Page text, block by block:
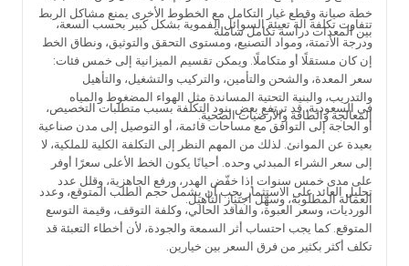
خطة صيانة وقطع غيار التكامل مع الخطوط الأخرى يمنع مشاكل الربط
بين المعدات دراسة تكامل شاملة
تتفاوت تكلفة آلة تعبئة السوائل الفموية بشكل كبير بحسب السعة،
ودرجة الأتمتة، ومواد التصنيع، ومستوى التحقق والتوثيق، ونطاق الخط
إن كان مستقلًا أو متكاملًا. ويمكن تقسيم الميزانية إلى خمس فئات:
سعر المعدة، والشحن والتأمين، والتركيب والتشغيل، والتأهيل
والتدريب، والبنية التحتية المساندة مثل الهواء المضغوط والمياه
المعالجة والطاقة والأرضيات الصحية.
في السعودية، قد ترتفع بعض بنود التكلفة بسبب متطلبات التخصيص،
أو الحاجة إلى التوافق مع مساحات قائمة، أو التوصيل إلى مدن صناعية
بعيدة عن الموانئ. لذلك من المهم النظر إلى التكلفة الكلية للملكية، لا
إلى سعر الشراء المبدئي وحده. أحيانًا يكون الخط الأعلى سعرًا أوفر
على مدى خمس سنوات إذا خفّض الهدر، ورفع الجاهزية، وقلل عدد
العمالة المطلوبة، وسهّل اجتياز التأهيل.
تحليل العائد على الاستثمار يجب أن يشمل حجم الطلب المتوقع، وعدد
الورديات، وسعر العبوة، والفاقد الحالي، وكلفة التوقف، وقيمة التوسع
المتوقع. كما يجب احتساب أثر السمعة والجودة، لأن أخطاء التعبئة قد
تكلف أكثر بكثير من فرق السعر بين خيارين.